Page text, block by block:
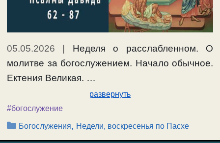
05.05.2026
Неделя о расслабленном. О
молитве за богослужением. Начало обычное.
Ектения Великая. …
развернуть
#богослужение
Рубрики
Богослужения, Недели, воскресенья по Пасхе